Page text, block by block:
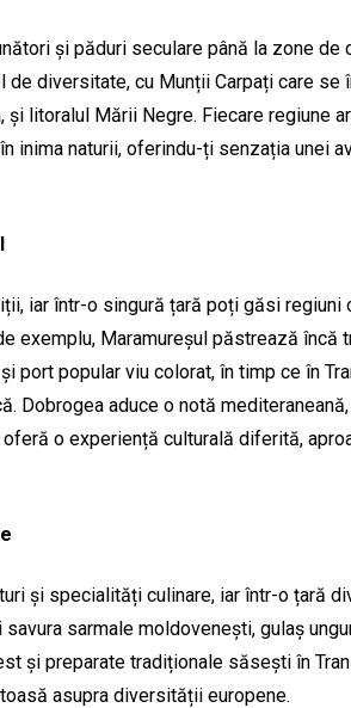
și păduri seculare până la zone de
diversitate, cu Munții Carpați care se
litoralul Mării Negre. Fiecare regiune
inima naturii, oferindu-ți senzația unei
iar într-o singură țară poți găsi regiuni
exemplu, Maramureșul păstrează încă
port popular viu colorat, în timp ce în
Dobrogea aduce o notă mediteraneană,
o experiență culturală diferită,
și specialități culinare, iar într-o țară
sarmale moldovenești, gulaș
și preparate tradiționale săsești în
asupra diversității europene.